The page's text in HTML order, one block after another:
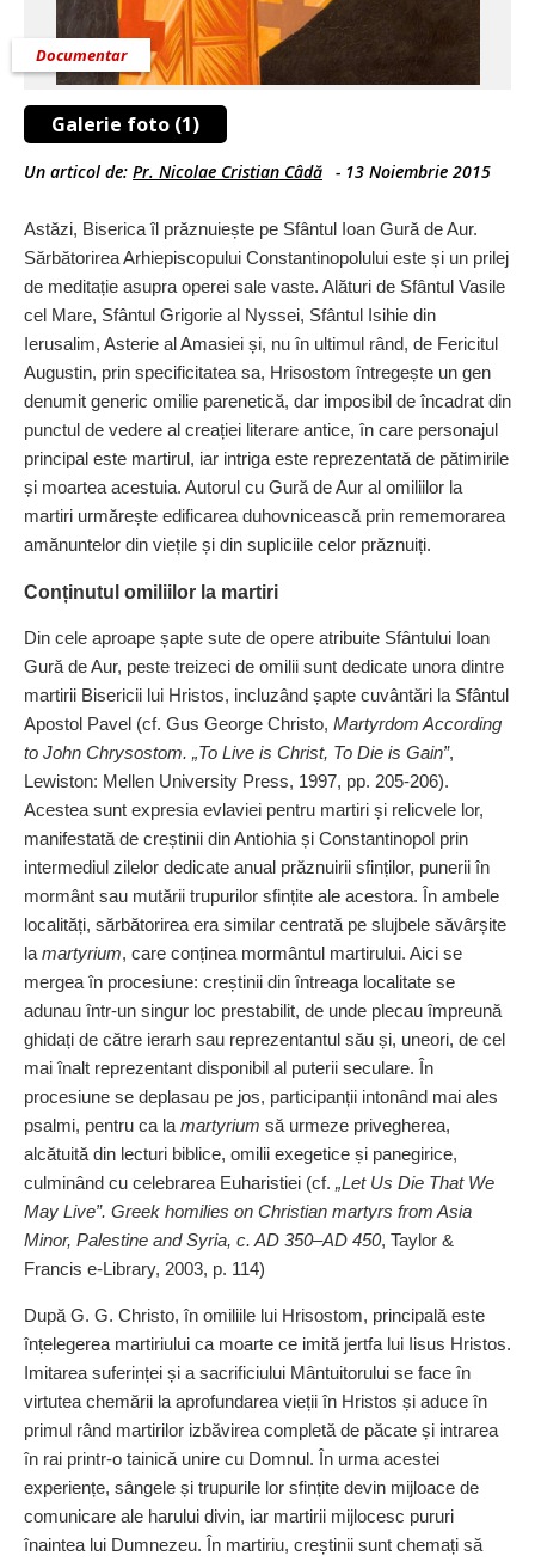
Galerie foto (1)
Documentar
Un articol de: Pr. Nicolae Cristian Câdă - 13 Noiembrie 2015
Astăzi, Biserica îl prăznuiește pe Sfântul Ioan Gură de Aur.
Sărbătorirea Arhiepiscopului Constantinopolului este și un prilej
de meditație asupra operei sale vaste. Alături de Sfântul Vasile
cel Mare, Sfântul Grigorie al Nyssei, Sfântul Isihie din
Ierusalim, Asterie al Amasiei și, nu în ultimul rând, de Fericitul
Augustin, prin specificitatea sa, Hrisostom întregește un gen
denumit generic omilie parenetică, dar imposibil de încadrat din
punctul de ve­dere al creației literare antice, în care personajul
principal este martirul, iar intriga este reprezentată de pătimirile
și moartea acestuia. Autorul cu Gură de Aur al omiliilor la
martiri urmărește edificarea duhovnicească prin reme­mo­rarea
amănuntelor din viețile și din supliciile celor prăznuiți.
Conținutul omiliilor la martiri
Din cele aproape șapte sute de opere atribuite Sfântului Ioan
Gură de Aur, peste treizeci de omilii sunt dedicate unora dintre
martirii Bisericii lui Hristos, incluzând șapte cuvântări la Sfântul
Apostol Pavel (cf. Gus George Christo, Martyrdom According
to John Chrysostom. „To Live is Christ, To Die is Gain”,
Lewiston: Mellen University Press, 1997, pp. 205‑206).
Acestea sunt expresia evlaviei pentru martiri și relicvele lor,
manifestată de creștinii din Antiohia și Constantinopol prin
intermediul zilelor dedicate anual prăznuirii sfinților, punerii în
mormânt sau mutării trupurilor sfințite ale acestora. În ambele
localități, sărbătorirea era similar centrată pe slujbele săvârșite
la martyrium, care conținea mormântul martirului. Aici se
mergea în procesiune: creștinii din întreaga localitate se
adunau într‑un singur loc prestabilit, de unde plecau împreună
ghidați de către ierarh sau reprezentantul său și, uneori, de cel
mai înalt reprezentant disponibil al puterii seculare. În
procesiune se deplasau pe jos, participanții intonând mai ales
psalmi, pentru ca la martyrium să urmeze privegherea,
alcătuită din lecturi biblice, omilii exegetice și panegirice,
culminând cu celebrarea Euharistiei (cf. „Let Us Die That We
May Live”. Greek homilies on Christian martyrs from Asia
Minor, Palestine and Syria, c. AD 350–AD 450, Taylor &
Francis e‑Library, 2003, p. 114)
După G. G. Christo, în omiliile lui Hrisostom, principală este
înțelegerea martiriului ca moarte ce imită jertfa lui Iisus Hristos.
Imitarea suferinței și a sacrificiului Mântuitorului se face în
virtutea chemării la aprofundarea vieții în Hristos și aduce în
primul rând martirilor izbăvirea completă de păcate și intrarea
în rai printr‑o tainică unire cu Domnul. În urma acestei
experiențe, sângele și trupurile lor sfințite devin mijloace de
comunicare ale harului divin, iar martirii mijlocesc pururi
înaintea lui Dumnezeu. În martiriu, creștinii sunt chemați să